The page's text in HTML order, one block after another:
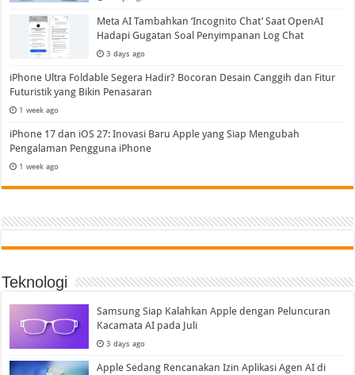
Meta AI Tambahkan ‘Incognito Chat’ Saat OpenAI
Hadapi Gugatan Soal Penyimpanan Log Chat
3 days ago
iPhone Ultra Foldable Segera Hadir? Bocoran Desain Canggih dan Fitur
Futuristik yang Bikin Penasaran
1 week ago
iPhone 17 dan iOS 27: Inovasi Baru Apple yang Siap Mengubah
Pengalaman Pengguna iPhone
1 week ago
Teknologi
Samsung Siap Kalahkan Apple dengan Peluncuran
Kacamata AI pada Juli
3 days ago
Apple Sedang Rencanakan Izin Aplikasi Agen AI di